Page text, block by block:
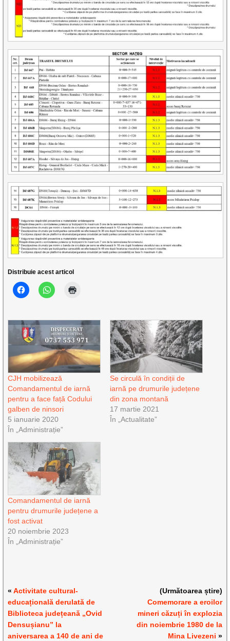
Distribuie acest articol
CJH mobilizează
Comandamentul de iarnă
pentru a face față Codului
galben de ninsori
5 ianuarie 2020
În „Administrație”
Se circulă în condiții de
iarnă pe drumurile județene
din zona montană
17 martie 2021
În „Actualitate”
Comandamentul de iarnă
pentru drumurile județene a
fost activat
20 noiembrie 2023
În „Administrație”
«Activitate cultural-
educațională derulată de
Biblioteca județeană „Ovid
Densușianu” la
aniversarea a 140 de ani de
(Următoarea știre)
Comemorare a eroilor
mineri căzuți în explozia
din noiembrie 1980 de la
Mina Livezeni »